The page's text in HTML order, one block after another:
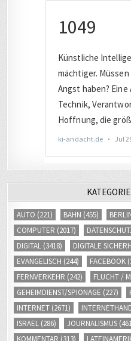
AUTO (221) BAHN (455)
COMPUTER (2017)
DIGITAL (3418) DIGITALE
EVANGELISCH (244) FACEBOOK
FERNVERKEHR (242) FLUCHT /
GEHEIMDIENST/SPIONAGE (227)
INTERNET (2671)
ISRAEL (286) JOURNALISMUS
KOMMENTAR (313)